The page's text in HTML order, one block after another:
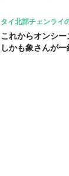
タイ北部チェンライ
これからオンシー
しかも象さんが一